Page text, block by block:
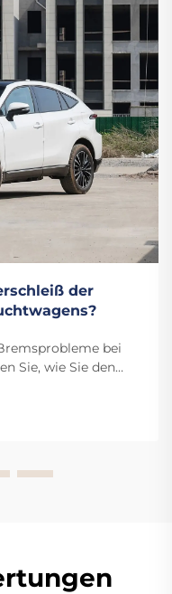
der
bei
Sie, wie Sie den
Warnsignale
kostenlosen